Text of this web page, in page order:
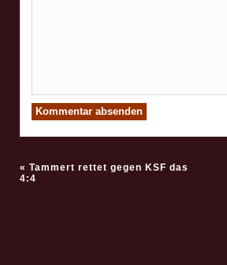
« Tammert rettet gegen KSF das
4:4